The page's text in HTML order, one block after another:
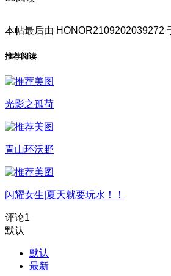
本帖最后由 HONOR2109202039272
推荐阅读
光影之孤荷
青山环沃野
闪耀女生|夏天就要玩水！！
评论1
默认
默认
最新